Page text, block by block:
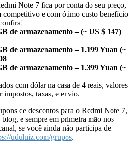
Note 7 fica por conta do seu preço,
competitivo e com ótimo custo benefício
de armazenamento – (~ US $ 147)
de armazenamento – 1.199 Yuan (~
de armazenamento – 1.399 Yuan (~
com dólar na casa de 4 reais, valores
impostos, taxas, e envio.
de descontos para o Redmi Note 7,
e sempre em primeira mão nos
se você ainda não participa de
uduluiz.com/grupos.